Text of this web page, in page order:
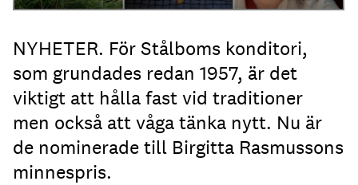
NYHETER. För Stålboms konditori,
som grundades redan 1957, är det
viktigt att hålla fast vid traditioner
men också att våga tänka nytt. Nu är
de nominerade till Birgitta Rasmussons
minnespris.